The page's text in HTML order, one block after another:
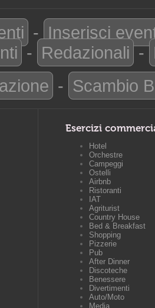
- Inserisci
- Redazionali -
- Scambio
Esercizi
Hotel
Orchestre
Campeggi
Ostelli
Airbnb
Ristoranti
IAT
Agriturist
Country House
Bed & Breakfast
Shopping
Pizzerie
Pub
After Dinner
Discoteche
Benessere
Divertimenti
Auto/Moto
Media